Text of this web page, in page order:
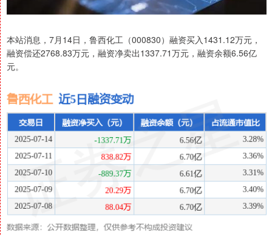
本站消息，7月14日，鲁西化工（000830）融资买入1431.12万元，
融资偿还2768.83万元，融资净卖出1337.71万元，融资余额6.56亿
元。